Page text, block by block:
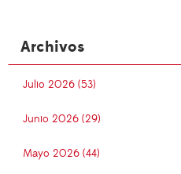
Archivos
Julio 2026 (53)
Junio 2026 (29)
Mayo 2026 (44)